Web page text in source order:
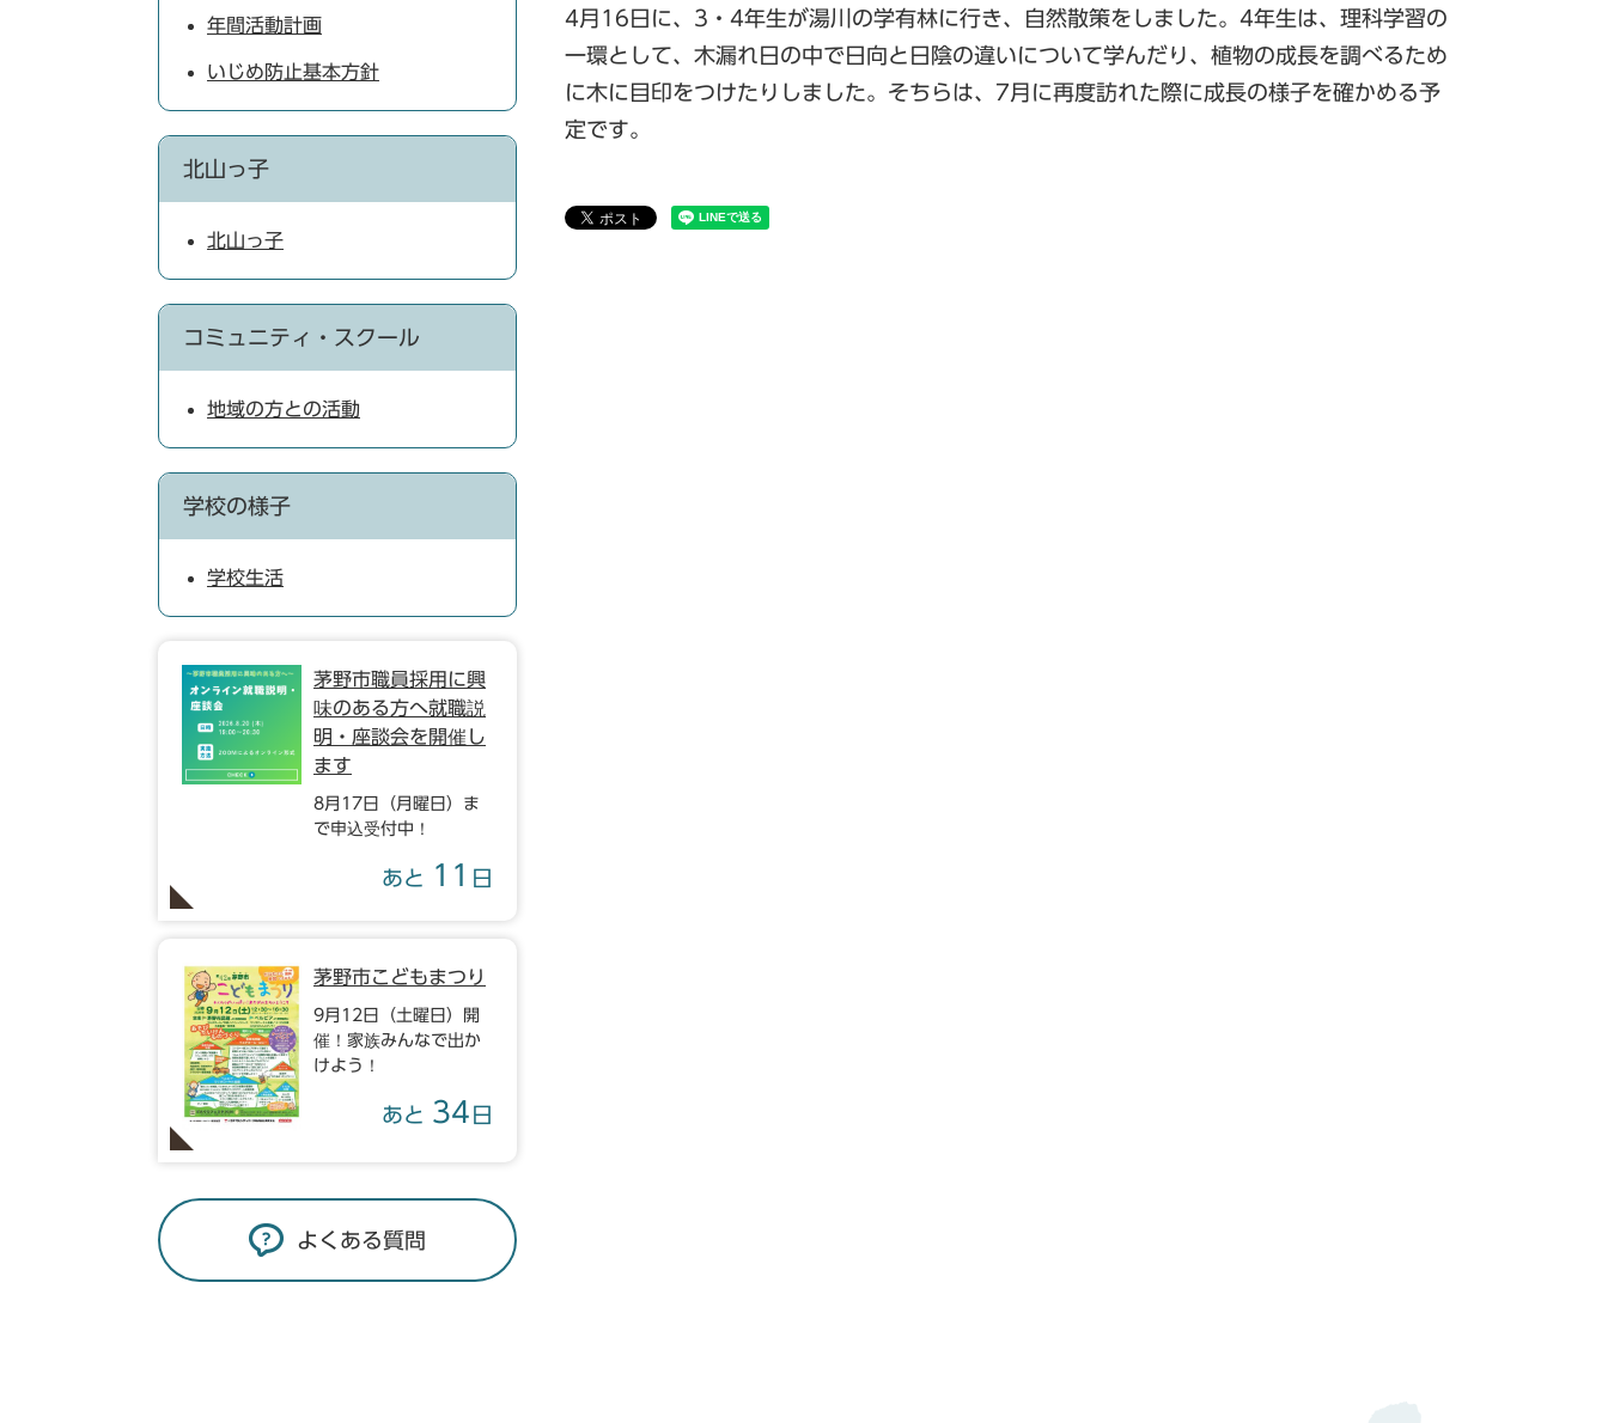
4月16日に、3・4年生が湯川の学有林に行き、自然散策をしました。4年生は、理科学習の
一環として、木漏れ日の中で日向と日陰の違いについて学んだり、植物の成長を調べるため
に木に目印をつけたりしました。そちらは、7月に再度訪れた際に成長の様子を確かめる予
定です。
年間活動計画
いじめ防止基本方針
北山っ子
北山っ子
コミュニティ・スクール
地域の方との活動
学校の様子
学校生活
茅野市職員採用に興
味のある方へ就職説
明・座談会を開催し
ます
8月17日（月曜日）ま
で申込受付中！
あと 11 日
茅野市こどもまつり
9月12日（土曜日）開
催！家族みんなで出か
けよう！
あと 34 日
よくある質問